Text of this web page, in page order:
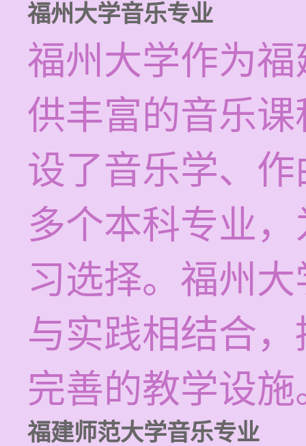
福州大学音乐专业
福州大学作为
供丰富的音乐
设了音乐学、
多个本科专业
习选择。福州
与实践相结合
完善的教学设施
福建师范大学音乐专业